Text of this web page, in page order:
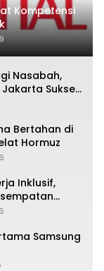
Kompetensi
9
Nasabah,
Sukses
2026
Bertahan di
Hormuz
6
Inklusif,
6
Samsung